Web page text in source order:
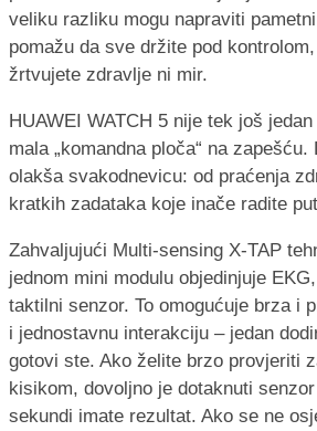
veliku razliku mogu napraviti
pomažu da sve držite pod
žrtvujete zdravlje ni mir.
HUAWEI WATCH 5 nije tek još
mala „komandna ploča“ na
olakša svakodnevicu: od praćenja
kratkih zadataka koje inače radite
Zahvaljujući Multi-sensing X-TAP
jednom mini modulu objedinjuje
taktilni senzor. To omogućuje brza i
i jednostavnu interakciju – jedan
gotovi ste. Ako želite brzo provjeriti
kisikom, dovoljno je dotaknuti
sekundi imate rezultat. Ako se ne